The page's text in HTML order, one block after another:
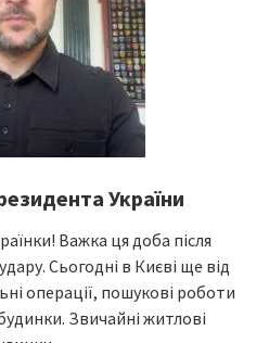
України
Важка ця доба після
Сьогодні в Києві ще від
операції, пошукові роботи
Звичайні житлові